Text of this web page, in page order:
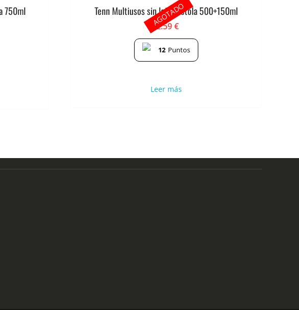
750ml Tenn Multiusos sin lejía pistola 500+150ml
2.59€
12 Puntos
Leer más
AGOTADO